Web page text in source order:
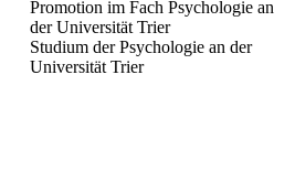
Promotion im Fach Psychologie an
der Universität Trier
Studium der Psychologie an der
Universität Trier